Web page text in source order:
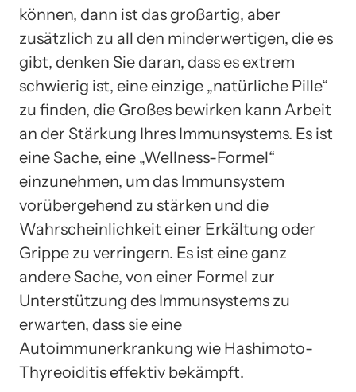
können, dann ist das großartig, aber
zusätzlich zu all den minderwertigen, die es
gibt, denken Sie daran, dass es extrem
schwierig ist, eine einzige „natürliche Pille“
zu finden, die Großes bewirken kann Arbeit
an der Stärkung Ihres Immunsystems. Es ist
eine Sache, eine „Wellness-Formel“
einzunehmen, um das Immunsystem
vorübergehend zu stärken und die
Wahrscheinlichkeit einer Erkältung oder
Grippe zu verringern. Es ist eine ganz
andere Sache, von einer Formel zur
Unterstützung des Immunsystems zu
erwarten, dass sie eine
Autoimmunerkrankung wie Hashimoto-
Thyreoiditis effektiv bekämpft.